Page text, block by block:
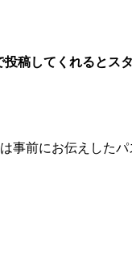
稿してくれるとス
事前にお伝えしたパ